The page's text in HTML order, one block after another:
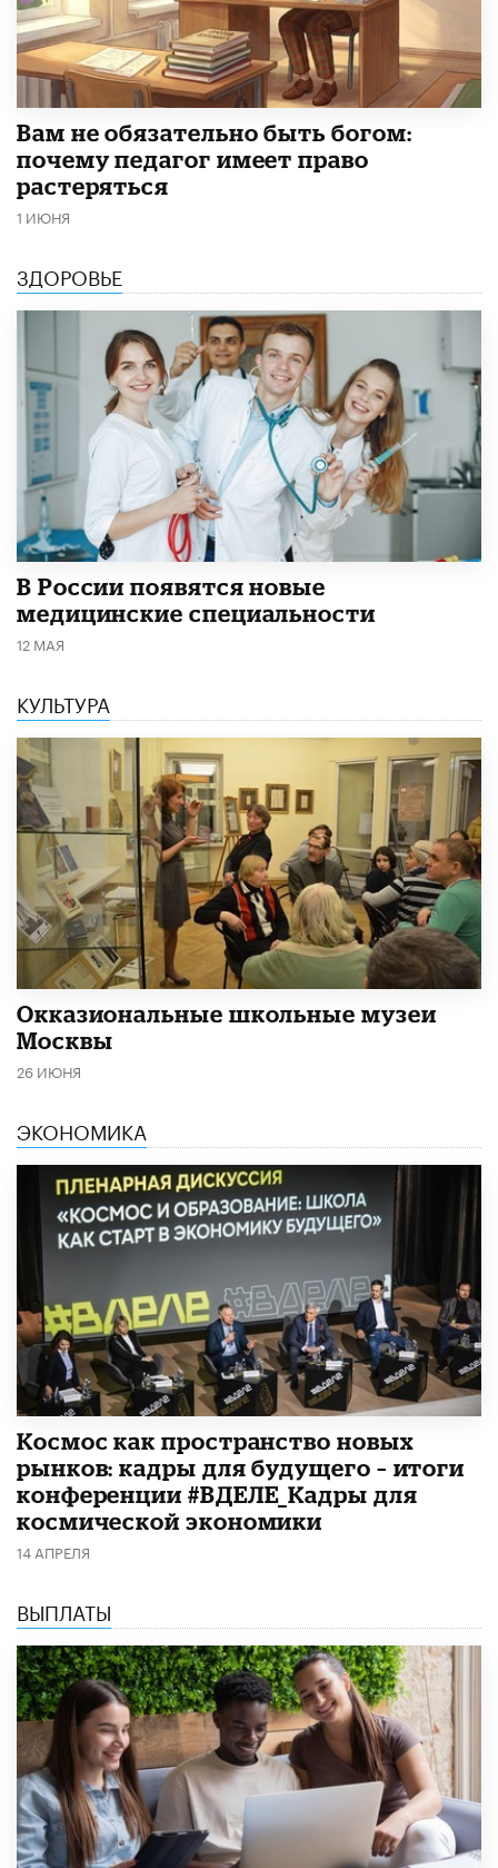
​Вам не обязательно быть богом:
почему педагог имеет право
растеряться
1 ИЮНЯ
ЗДОРОВЬЕ
В России появятся новые
медицинские специальности
12 МАЯ
КУЛЬТУРА
​Окказиональные школьные музеи
Москвы
26 ИЮНЯ
ЭКОНОМИКА
Космос как пространство новых
рынков: кадры для будущего – итоги
конференции #ВДЕЛЕ_Кадры для
космической экономики
14 АПРЕЛЯ
ВЫПЛАТЫ